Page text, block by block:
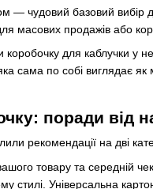
чудовий базовий вибір
масових продажів або
для каблучки у
сама по собі виглядає як
поради від
рекомендації на дві
товару та середній
Універсальна